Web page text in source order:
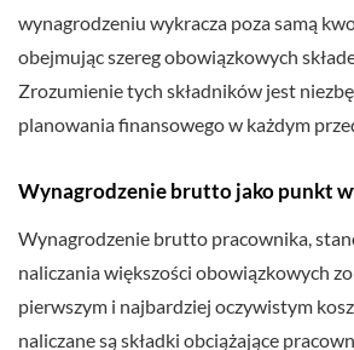
wynagrodzeniu wykracza poza samą
obejmując szereg obowiązkowych
Zrozumienie tych składników jest
planowania finansowego w każdym
Wynagrodzenie brutto jako punkt
Wynagrodzenie brutto pracownika,
naliczania większości obowiązkowych
pierwszym i najbardziej oczywistym
naliczane są składki obciążające